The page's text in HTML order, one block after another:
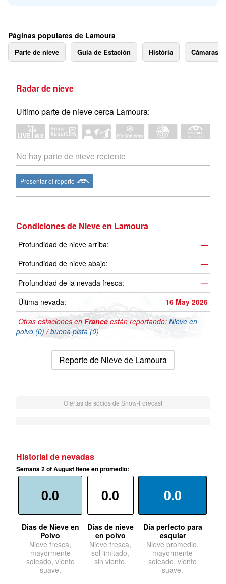
Páginas populares de Lamoura
Parte de nieve Guía de Estación História Cámaras
Radar de nieve
Ultimo parte de nieve cerca Lamoura:
No hay parte de nieve reciente
Presentar el reporte
Condiciones de Nieve en Lamoura
Profundidad de nieve arriba:
—
Profundidad de nieve abajo:
—
Profundidad de la nevada fresca:
—
Última nevada:
16 May 2026
Otras estaciones enFrance están reportando: Nieve en
polvo (0) /buena pista (0)
Reporte de Nieve de Lamoura
Ofertas de socios de Snow-Forecast
Historial de nevadas
Semana 2 of August tiene en promedio:
0.0
Dias de Nieve en
Polvo
Nieve fresca,
mayormente
soleado, viento
suave.
0.0
Dias de nieve
en polvo
Nieve fresca,
sol limitado,
sin viento.
0.0
Dia perfecto para
esquiar
Nieve promedio,
mayormente
soleado, viento
suave.